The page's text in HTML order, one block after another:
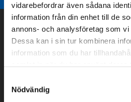
vidarebefordrar även sådana
information från din enhet till de
annons- och analysföretag som
Dessa kan i sin tur kombinera
information som du har
samlat in när du har använt deras
Nödvändig